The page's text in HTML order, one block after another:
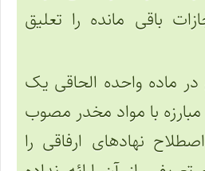
باقی مانده را تعلیق
در ماده واحده الحاقی یک
مبارزه با مواد مخدر مصوب
۱۳۹۶، اصطلاح نهادهای ارفاقی را